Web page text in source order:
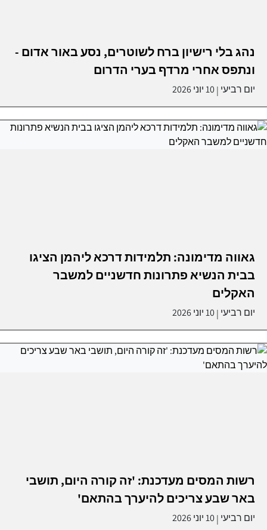
נהג בלי רישיון ברח לשוטרים, נסע באור אדום -
ונתפס אחרי מרדף בערי הדרום
יום רביעי |10 יוני 2026
גאווה מדימונה: תלמידות דרכא ליהמן הציגו
בבית הנשיא פתרונות חדשניים למשבר
האקלים
יום רביעי |10 יוני 2026
רשות המסים מעדכנת: 'זה קורה היום, תושבי
באר שבע צריכים להיערך בהתאם'
יום רביעי |10 יוני 2026